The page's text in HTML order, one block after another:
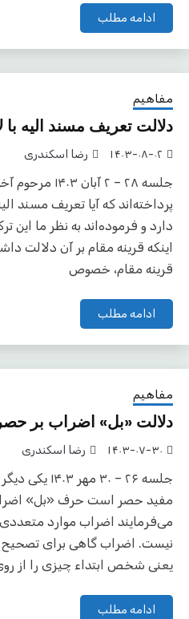
ادامه مطلب
مفاهیم
دلالت تعریف مسند الیه با
۱۴۰۳-۰۸-۰۲ رضا اسکندری
جلسه ۲۸ – ۲
پرداخته‌اند که آیا تعریف مسند
دارد و فرموده‌اند به نظر ما
اینکه قرینه مقام بر آن دلالت
قرینه مقام، خصوص
ادامه مطلب
مفاهیم
دلالت «بل» اضراب بر
۱۴۰۳-۰۷-۳۰ رضا اسکندری
جلسه ۲۶ – ۳۰
مفید حصر است حرف «بل»
می‌فرمایند اضراب موارد
نیست. اضراب گاهی برای
یعنی شخص ابتداء چیزی را از
ادامه مطلب